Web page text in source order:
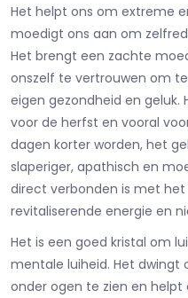
Het helpt ons om extreme
moedigt ons aan om
Het brengt een zachte
onszelf te vertrouwen om
eigen gezondheid en geluk.
voor de herfst en vooral
dagen korter worden, het
slaperiger, apathisch en
direct verbonden is met
revitaliserende energie en
Het is een goed kristal om
mentale luiheid. Het dwingt
onder ogen te zien en helpt